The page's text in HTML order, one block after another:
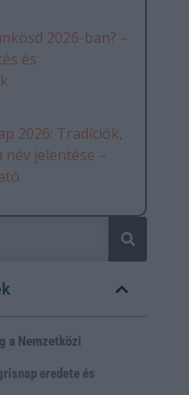
2026-ban? –
és
2026: Tradíciók,
név jelentése –
a Nemzetközi
eredete és